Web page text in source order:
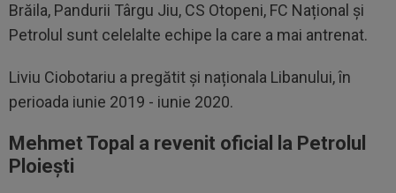
Brăila, Pandurii Târgu Jiu, CS Otopeni, FC Național și
Petrolul sunt celelalte echipe la care a mai antrenat.
Liviu Ciobotariu a pregătit și naționala Libanului, în
perioada iunie 2019 - iunie 2020.
Mehmet Topal a revenit oficial la Petrolul
Ploiești